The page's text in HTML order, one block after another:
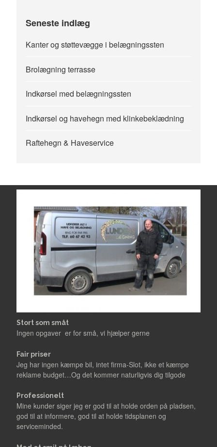
Seneste indlæg
Kanter og støttevægge i belægningssten
Brolægning terrasse
Indkørsel med belægningssten
Indkørsel og havehegn med klinkebeklædning
Raftehegn & Haveservice
Stort som småt
Ingen opgaver er for små, vi hjælper gerne
Fair priser
Jeg har ingen kæmpe bil, intet firma-Slot, ikke et kæmpe
reklame budget…Og det kommer naturligvis dig tilgode
Professionelt
Mine kunder siger jeg er god til at holde orden på pladsen,
god til at informere, god til at holde tidsplanen og
serviceminded.